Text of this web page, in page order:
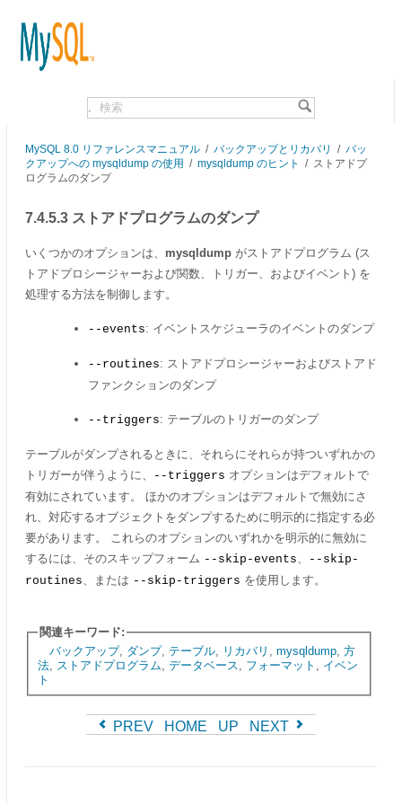
MySQL 8.0 リファレンスマニュアル / バックアップとリカバリ / バッ
クアップへの mysqldump の使用 / mysqldump のヒント / ストアドプ
ログラムのダンプ
7.4.5.3 ストアドプログラムのダンプ
いくつかのオプションは、 mysqldump がストアドプログラム (ス
トアドプロシージャーおよび関数、トリガー、およびイベント) を
処理する方法を制御します。
--events: イベントスケジューラのイベントのダンプ
--routines: ストアドプロシージャーおよびストアド
ファンクションのダンプ
--triggers: テーブルのトリガーのダンプ
テーブルがダンプされるときに、それらにそれらが持ついずれかの
トリガーが伴うように、
--triggers オプションはデフォルトで
有効にされています。 ほかのオプションはデフォルトで無効にさ
れ、対応するオブジェクトをダンプするために明示的に指定する必
要があります。 これらのオプションのいずれかを明示的に無効に
するには、そのスキップフォーム --skip-events、
--skip-
routines、または --skip-triggers を使用します。
関連キーワード:
バックアップ, ダンプ, テーブル, リカバリ mysqldump, 方
法, ストアドプログラム データベース フォーマット
イベン
ト
PREV HOME UP NEXT